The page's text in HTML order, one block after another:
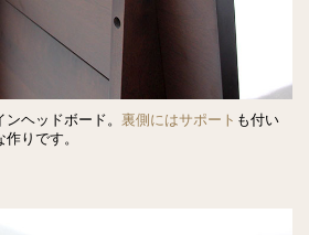
ヘッドボード。 裏側にはサポート も付い
りです。